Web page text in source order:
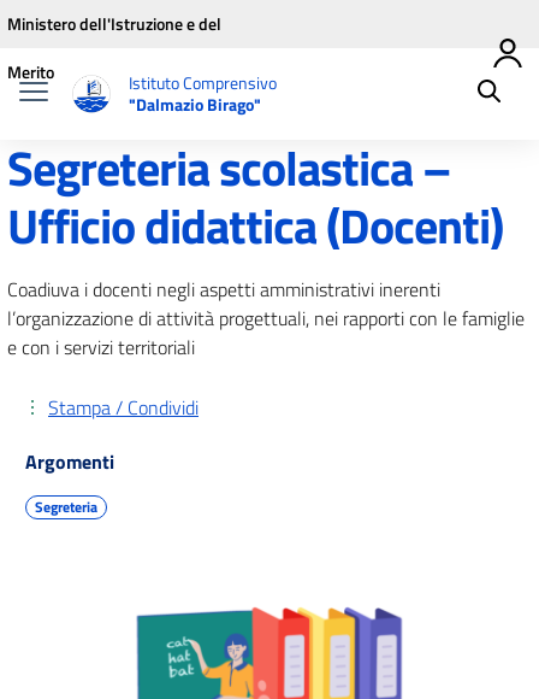
Vai ai contenuti
Vai al menu di navigazione
Vai al footer
Ministero dell'Istruzione e del
Merito
Istituto Comprensivo
"Dalmazio Birago"
Segreteria scolastica –
Ufficio didattica (Docenti)
Coadiuva i docenti negli aspetti amministrativi inerenti
l’organizzazione di attività progettuali, nei rapporti con le famiglie
e con i servizi territoriali
Stampa / Condividi
Argomenti
Segreteria